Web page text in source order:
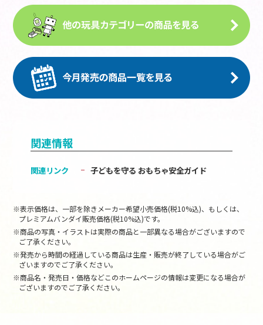
関連情報
関連リンク 子どもを守る おもちゃ安全ガイド
※表示価格は、一部を除きメーカー希望小売価格(税10%込)、もしくは、
プレミアムバンダイ販売価格(税10%込)です。
※商品の写真・イラストは実際の商品と一部異なる場合がございますので
ご了承ください。
※発売から時間の経過している商品は生産・販売が終了している場合がご
ざいますのでご了承ください。
※商品名・発売日・価格などこのホームページの情報は変更になる場合が
ございますのでご了承ください。